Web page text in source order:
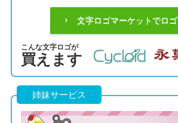
文字ロゴマーケットでロ
こんな文字ロゴが
買えます
姉妹サービス